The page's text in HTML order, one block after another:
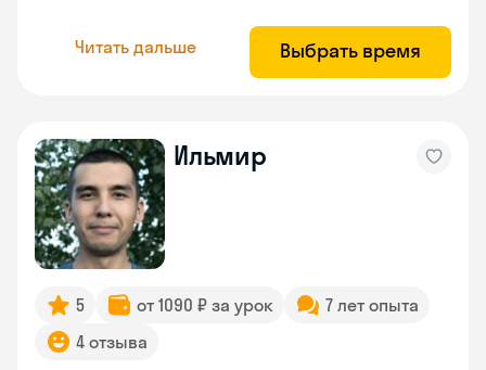
Читать дальше Выбрать время
Ильмир
5 от 1090 ₽ за урок
7 лет опыта
4 отзыва